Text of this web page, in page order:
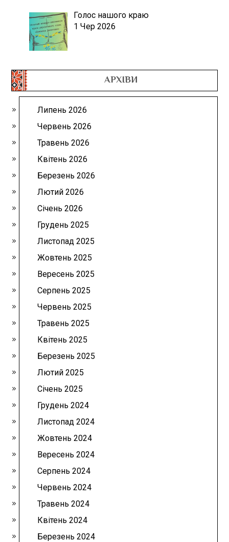
Голос нашого краю
1 Чер 2026
АРХІВИ
Липень 2026
Червень 2026
Травень 2026
Квітень 2026
Березень 2026
Лютий 2026
Січень 2026
Грудень 2025
Листопад 2025
Жовтень 2025
Вересень 2025
Серпень 2025
Червень 2025
Травень 2025
Квітень 2025
Березень 2025
Лютий 2025
Січень 2025
Грудень 2024
Листопад 2024
Жовтень 2024
Вересень 2024
Серпень 2024
Червень 2024
Травень 2024
Квітень 2024
Березень 2024